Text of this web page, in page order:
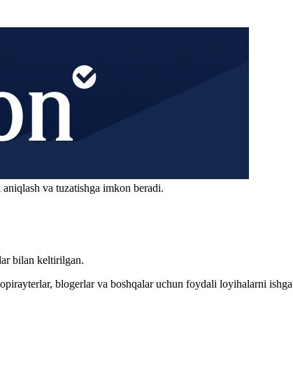
va tuzatishga imkon beradi.
bilan keltirilgan.
blogerlar va boshqalar uchun foydali loyihalarni